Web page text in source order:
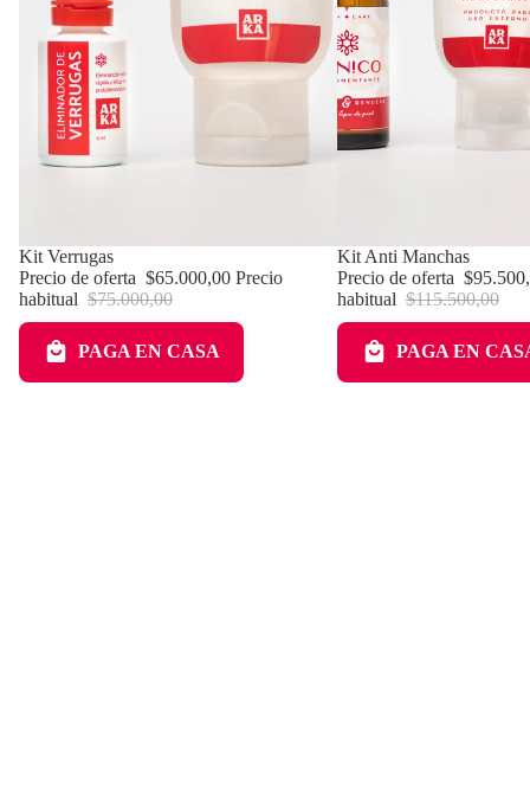
Oferta
Kit Verrugas
Precio de oferta $65.000,00 Precio
habitual $75.000,00
PAGA EN CASA
Oferta
Kit Anti Manchas
Precio de oferta
habitual $115.500,00
PAGA EN